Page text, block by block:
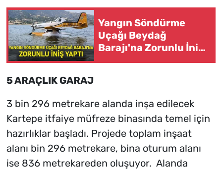
Yangın Söndürme
Uçağı Beydağ
Barajı'na Zorunlu İniş
Yaptı
5 ARAÇLIK GARAJ
3 bin 296 metrekare alanda inşa edilecek
Kartepe itfaiye müfreze binasında temel için
hazırlıklar başladı. Projede toplam inşaat
alanı bin 296 metrekare, bina oturum alanı
ise 836 metrekareden oluşuyor. Alanda